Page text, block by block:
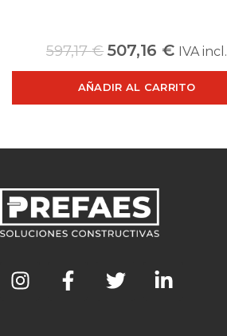
597,17€ 507,16 € IVA incl.
AÑADIR AL CARRITO